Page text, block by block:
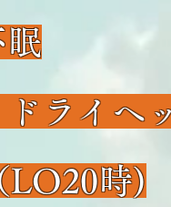
ライヘ
LO20時)